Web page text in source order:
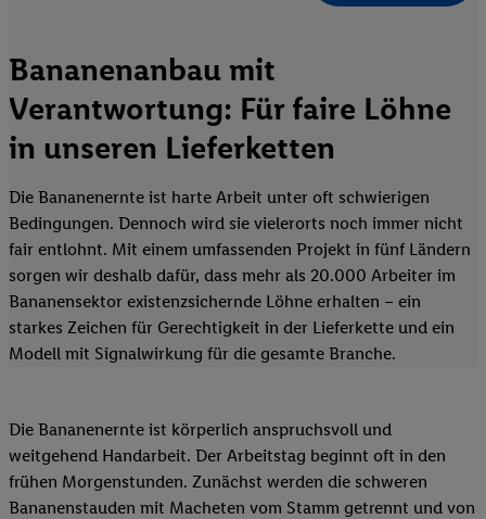
Bananenanbau mit
Verantwortung: Für faire Löhne
in unseren Lieferketten
Die Bananenernte ist harte Arbeit unter oft schwierigen
Bedingungen. Dennoch wird sie vielerorts noch immer nicht
fair entlohnt. Mit einem umfassenden Projekt in fünf Ländern
sorgen wir deshalb dafür, dass mehr als 20.000 Arbeiter im
Bananensektor existenzsichernde Löhne erhalten – ein
starkes Zeichen für Gerechtigkeit in der Lieferkette und ein
Modell mit Signalwirkung für die gesamte Branche.
Die Bananenernte ist körperlich anspruchsvoll und
weitgehend Handarbeit. Der Arbeitstag beginnt oft in den
frühen Morgenstunden. Zunächst werden die schweren
Bananenstauden mit Macheten vom Stamm getrennt und von